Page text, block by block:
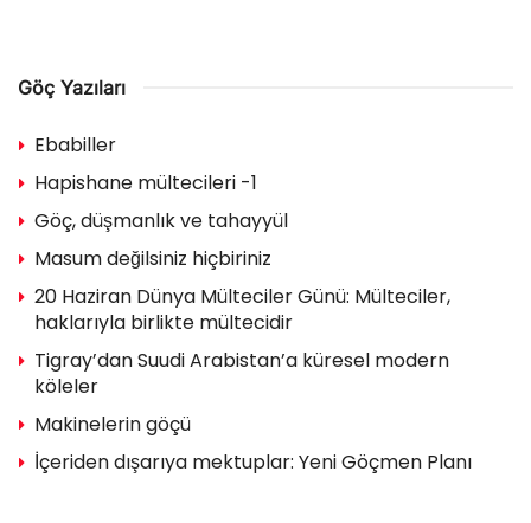
Göç Yazıları
Ebabiller
Hapishane mültecileri -1
Göç, düşmanlık ve tahayyül
Masum değilsiniz hiçbiriniz
20 Haziran Dünya Mülteciler Günü: Mülteciler,
haklarıyla birlikte mültecidir
Tigray’dan Suudi Arabistan’a küresel modern
köleler
Makinelerin göçü
İçeriden dışarıya mektuplar: Yeni Göçmen Planı